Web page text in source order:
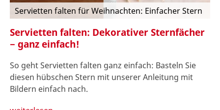
Servietten falten für Weihnachten: Einfacher Stern
Servietten falten: Dekorativer Sternfächer
− ganz einfach!
So geht Servietten falten ganz einfach: Basteln Sie
diesen hübschen Stern mit unserer Anleitung mit
Bildern einfach nach.